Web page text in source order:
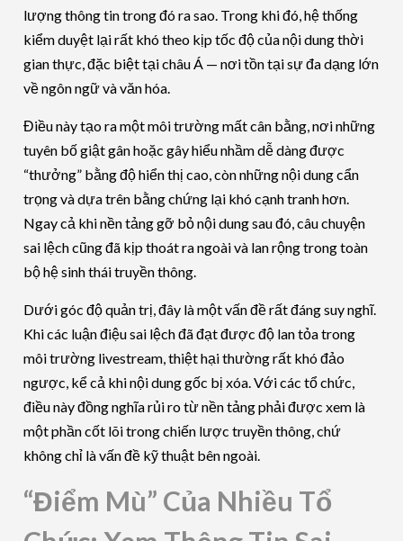
lượng thông tin trong đó ra sao. Trong khi đó, hệ thống
kiểm duyệt lại rất khó theo kịp tốc độ của nội dung thời
gian thực, đặc biệt tại châu Á — nơi tồn tại sự đa dạng lớn
về ngôn ngữ và văn hóa.
Điều này tạo ra một môi trường mất cân bằng, nơi những
tuyên bố giật gân hoặc gây hiểu nhầm dễ dàng được
“thưởng” bằng độ hiển thị cao, còn những nội dung cẩn
trọng và dựa trên bằng chứng lại khó cạnh tranh hơn.
Ngay cả khi nền tảng gỡ bỏ nội dung sau đó, câu chuyện
sai lệch cũng đã kịp thoát ra ngoài và lan rộng trong toàn
bộ hệ sinh thái truyền thông.
Dưới góc độ quản trị, đây là một vấn đề rất đáng suy nghĩ.
Khi các luận điệu sai lệch đã đạt được độ lan tỏa trong
môi trường livestream, thiệt hại thường rất khó đảo
ngược, kể cả khi nội dung gốc bị xóa. Với các tổ chức,
điều này đồng nghĩa rủi ro từ nền tảng phải được xem là
một phần cốt lõi trong chiến lược truyền thông, chứ
không chỉ là vấn đề kỹ thuật bên ngoài.
“Điểm Mù” Của Nhiều Tổ